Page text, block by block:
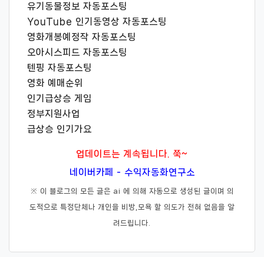
유기동물정보 자동포스팅
YouTube 인기동영상 자동포스팅
영화개봉예정작 자동포스팅
오아시스피드 자동포스팅
텐핑 자동포스팅
영화 예매순위
인기급상승 게임
정부지원사업
급상승 인기가요
업데이트는 계속됩니다. 쭉~
네이버카페 - 수익자동화연구소
※ 이 블로그의 모든 글은 ai 에 의해 자동으로 생성된 글이며 의
도적으로 특정단체나 개인을 비방,모욕 할 의도가 전혀 없음을 알
려드립니다.